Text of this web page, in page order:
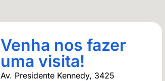
Venha nos fazer
uma visita!
Av. Presidente Kennedy, 3425